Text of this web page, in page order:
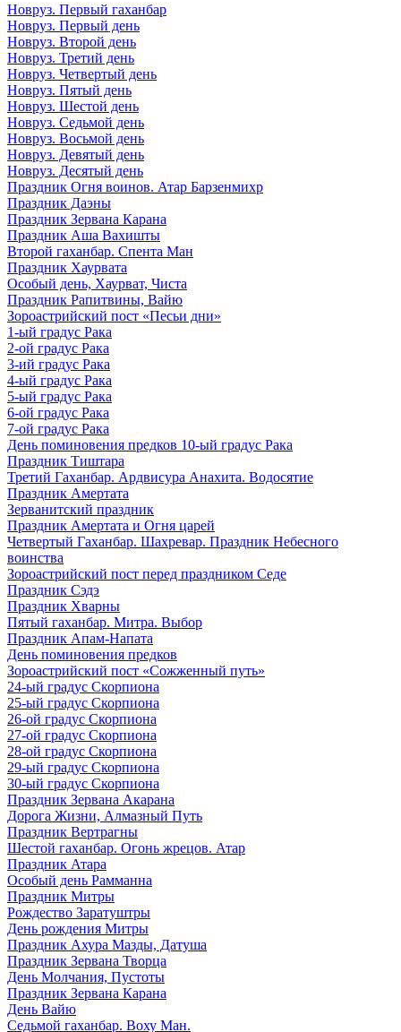
Новруз. Первый гаханбар
Новруз. Первый день
Новруз. Второй день
Новруз. Третий день
Новруз. Четвертый день
Новруз. Пятый день
Новруз. Шестой день
Новруз. Седьмой день
Новруз. Восьмой день
Новруз. Девятый день
Новруз. Десятый день
Праздник Огня воинов. Атар Барзенмихр
Праздник Даэны
Праздник Зервана Карана
Праздник Аша Вахишты
Второй гаханбар. Спента Ман
Праздник Хаурвата
Особый день, Хаурват, Чиста
Праздник Рапитвины, Вайю
Зороастрийский пост «Песьи дни»
1-ый градус Рака
2-ой градус Рака
3-ий градус Рака
4-ый градус Рака
5-ый градус Рака
6-ой градус Рака
7-ой градус Рака
День поминовения предков 10-ый градус Рака
Праздник Тиштара
Третий Гаханбар. Ардвисура Анахита. Водосятие
Праздник Амертата
Зерванитский праздник
Праздник Амертата и Огня царей
Четвертый Гаханбар. Шахревар. Праздник Небесного
воинства
Зороастрийский пост перед праздником Седе
Праздник Сэдэ
Праздник Хварны
Пятый гаханбар. Митра. Выбор
Праздник Апам-Напата
День поминовения предков
Зороастрийский пост «Сожженный путь»
24-ый градус Скорпиона
25-ый градус Скорпиона
26-ой градус Скорпиона
27-ой градус Скорпиона
28-ой градус Скорпиона
29-ый градус Скорпиона
30-ый градус Скорпиона
Праздник Зервана Акарана
Дорога Жизни, Алмазный Путь
Праздник Вертрагны
Шестой гаханбар. Огонь жрецов. Атар
Праздник Атара
Особый день Рамманна
Праздник Митры
Рождество Заратуштры
День рождения Митры
Праздник Ахура Мазды, Датуша
Праздник Зервана Творца
День Молчания, Пустоты
Праздник Зервана Карана
День Вайю
Седьмой гаханбар. Воху Ман.